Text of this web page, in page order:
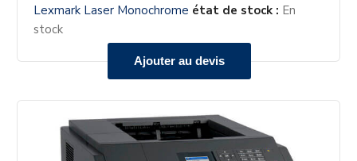
Ajouter au devis
Lexmark Laser Monochrome état de stock : En
stock